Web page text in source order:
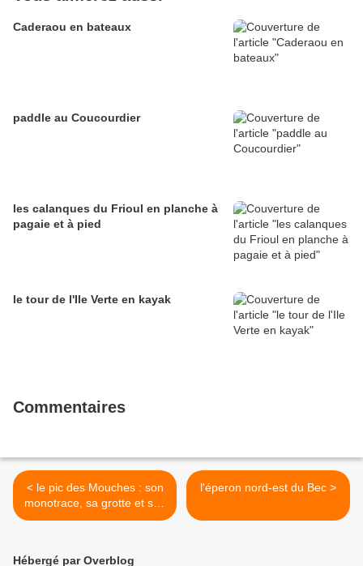
Caderaou en bateaux
paddle au Coucourdier
les calanques du Frioul en planche à
pagaie et à pied
le tour de l'Ile Verte en kayak
Commentaires
< le pic des Mouches : son
monotrace, sa grotte et son
canyon
l'éperon nord-est du Bec >
Hébergé par Overblog